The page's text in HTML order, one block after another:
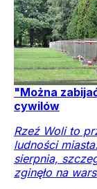
"Można
cywilów
Rzeź Woli to
ludności
sierpnia,
zginęło na